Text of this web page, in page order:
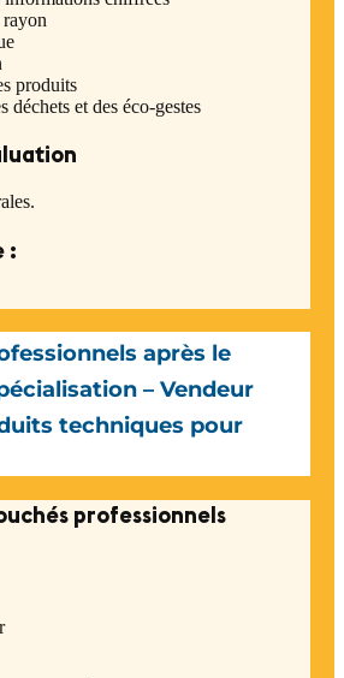
produits
déchets et des éco-gestes
:
après le
– Vendeur
techniques pour
professionnels